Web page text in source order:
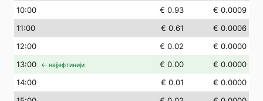
10:00 € 0.93
€ 0.0009
11:00 € 0.61
€ 0.0006
12:00 € 0.02
€ 0.0000
13:00 ← најјефтинији € 0.00
€ 0.0000
14:00 € 0.01
€ 0.0000